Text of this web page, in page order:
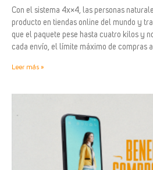
Con el sistema 4x×4, las personas
producto en tiendas online del mundo y
que el paquete pese hasta cuatro kilos y
cada envío, el límite máximo de compras
Leer más »